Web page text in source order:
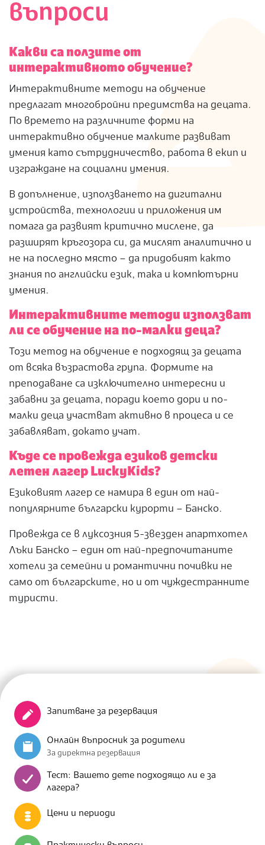
въпроси
Какви са ползите от
интерактивното обучение?
Интерактивните методи на обучение
предлагат многобройни предимства на децата.
По времето на различните форми на
интерактивно обучение малките развиват
умения като сътрудничество, работа в екип и
изграждане на социални умения.
В допълнение, използването на дигитални
устройства, технологии и приложения им
помага да развият критично мислене, да
разширят кръгозора си, да мислят аналитично и
не на последно място – да придобият както
знания по английски език, така и компютърни
умения.
Интерактивните методи използват
ли се обучение на по-малки деца?
Този метод на обучение е подходящ за децата
от всяка възрастова група. Формите на
преподаване са изключително интересни и
забавни за децата, поради което дори и по-
малки деца участват активно в процеса и се
забавляват, докато учат.
Къде се провежда езиков детски
летен лагер LuckyKids?
Езиковият лагер се намира в един от най-
популярните български курорти – Банско.
Провежда се в луксозния 5-звезден апартхотел
Лъки Банско – един от най-предпочитаните
хотели за семейни и романтични почивки не
само от българските, но и от чуждестранните
туристи.
Запитване за резервация
Онлайн въпросник за родители
За директна резервация
Тест: Вашето дете подходящо ли е за
лагера?
Цени и периоди